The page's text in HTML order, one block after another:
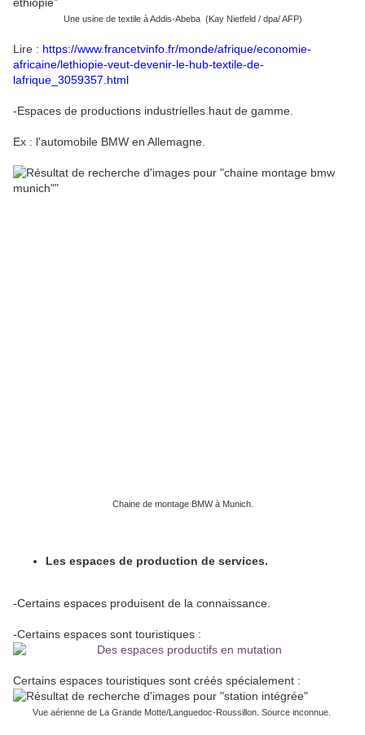
Une usine de textile à Addis-Abeba (Kay Nietfeld / dpa/ AFP)
Lire : https://www.francetvinfo.fr/monde/afrique/economie-
africaine/lethiopie-veut-devenir-le-hub-textile-de-
lafrique_3059357.html
-Espaces de productions industrielles haut de gamme.
Ex : l'automobile BMW en Allemagne.
Chaine de montage BMW à Munich.
Les espaces de production de services.
-Certains espaces produisent de la connaissance.
-Certains espaces sont touristiques :
Certains espaces touristiques sont créés spécialement :
Vue aérienne de La Grande Motte/Languedoc-Roussillon. Source inconnue.